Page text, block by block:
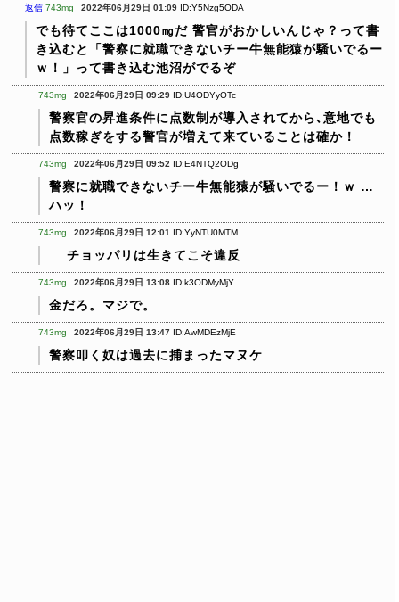
返信 743mg 2022年06月29日 01:09 ID:Y5Nzg5ODA
でも待てここは1000㎎だ 警官がおかしいんじゃ？って書
き込むと「警察に就職できないチー牛無能猿が騒いでるー
ｗ！」って書き込む池沼がでるぞ
743mg 2022年06月29日 09:29 ID:U4ODYyOTc
警察官の昇進条件に点数制が導入されてから､意地でも
点数稼ぎをする警官が増えて来ていることは確か！
743mg 2022年06月29日 09:52 ID:E4NTQ2ODg
警察に就職できないチー牛無能猿が騒いでるー！ｗ …
ハッ！
743mg 2022年06月29日 12:01 ID:YyNTU0MTM
チョッパリは生きてこそ違反
743mg 2022年06月29日 13:08 ID:k3ODMyMjY
金だろ。マジで。
743mg 2022年06月29日 13:47 ID:AwMDEzMjE
警察叩く奴は過去に捕まったマヌケ